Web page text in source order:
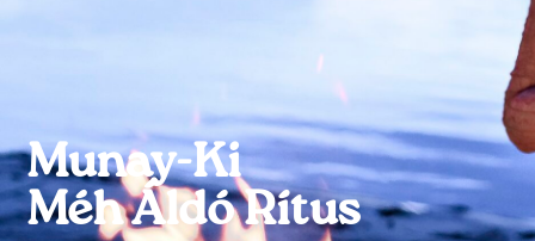
Munay-Ki
Méh Áldó Rítus